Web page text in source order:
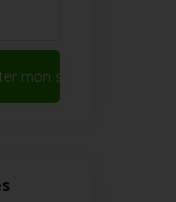
mon site !